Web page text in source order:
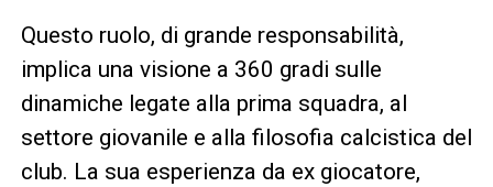
Questo ruolo, di grande responsabilità,
implica una visione a 360 gradi sulle
dinamiche legate alla prima squadra, al
settore giovanile e alla filosofia calcistica del
club. La sua esperienza da ex giocatore,